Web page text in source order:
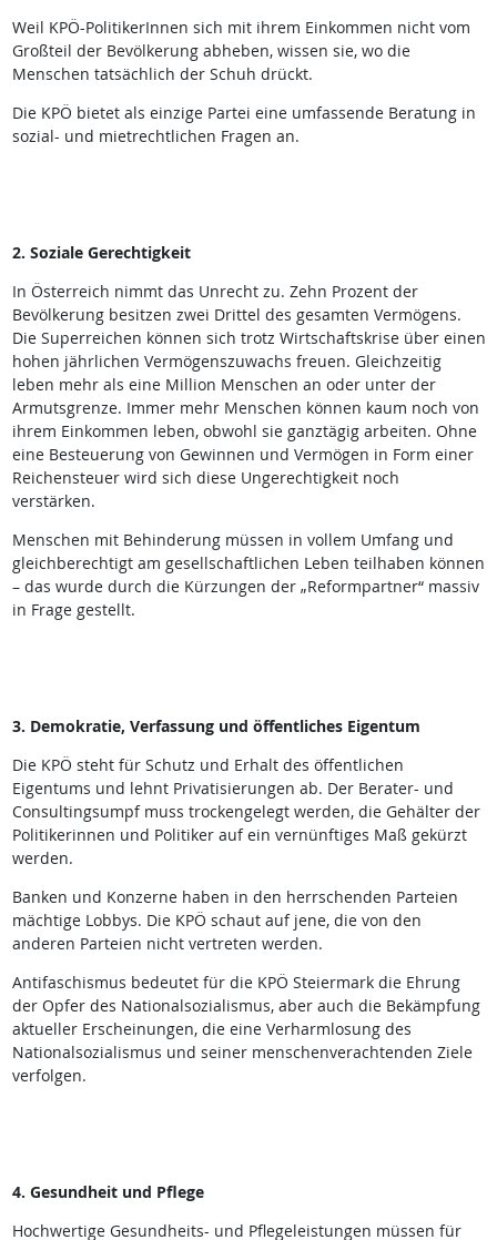
Weil KPÖ-PolitikerInnen sich mit ihrem Einkommen nicht vom
Großteil der Bevölkerung abheben, wissen sie, wo die
Menschen tatsächlich der Schuh drückt.
Die KPÖ bietet als einzige Partei eine umfassende Beratung in
sozial- und mietrechtlichen Fragen an.
2. Soziale Gerechtigkeit
In Österreich nimmt das Unrecht zu. Zehn Prozent der
Bevölkerung besitzen zwei Drittel des gesamten Vermögens.
Die Superreichen können sich trotz Wirtschaftskrise über einen
hohen jährlichen Vermögenszuwachs freuen. Gleichzeitig
leben mehr als eine Million Menschen an oder unter der
Armutsgrenze. Immer mehr Menschen können kaum noch von
ihrem Einkommen leben, obwohl sie ganztägig arbeiten. Ohne
eine Besteuerung von Gewinnen und Vermögen in Form einer
Reichensteuer wird sich diese Ungerechtigkeit noch
verstärken.
Menschen mit Behinderung müssen in vollem Umfang und
gleichberechtigt am gesellschaftlichen Leben teilhaben können
– das wurde durch die Kürzungen der „Reformpartner“ massiv
in Frage gestellt.
3. Demokratie, Verfassung und öffentliches Eigentum
Die KPÖ steht für Schutz und Erhalt des öffentlichen
Eigentums und lehnt Privatisierungen ab. Der Berater- und
Consultingsumpf muss trockengelegt werden, die Gehälter der
Politikerinnen und Politiker auf ein vernünftiges Maß gekürzt
werden.
Banken und Konzerne haben in den herrschenden Parteien
mächtige Lobbys. Die KPÖ schaut auf jene, die von den
anderen Parteien nicht vertreten werden.
Antifaschismus bedeutet für die KPÖ Steiermark die Ehrung
der Opfer des Nationalsozialismus, aber auch die Bekämpfung
aktueller Erscheinungen, die eine Verharmlosung des
Nationalsozialismus und seiner menschenverachtenden Ziele
verfolgen.
4. Gesundheit und Pflege
Hochwertige Gesundheits- und Pflegeleistungen müssen für